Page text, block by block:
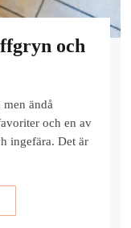
och
ändå
och en av
ingefära. Det är